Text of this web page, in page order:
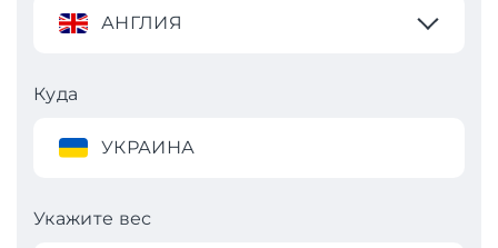
АНГЛИЯ
Куда
УКРАИНА
Укажите вес